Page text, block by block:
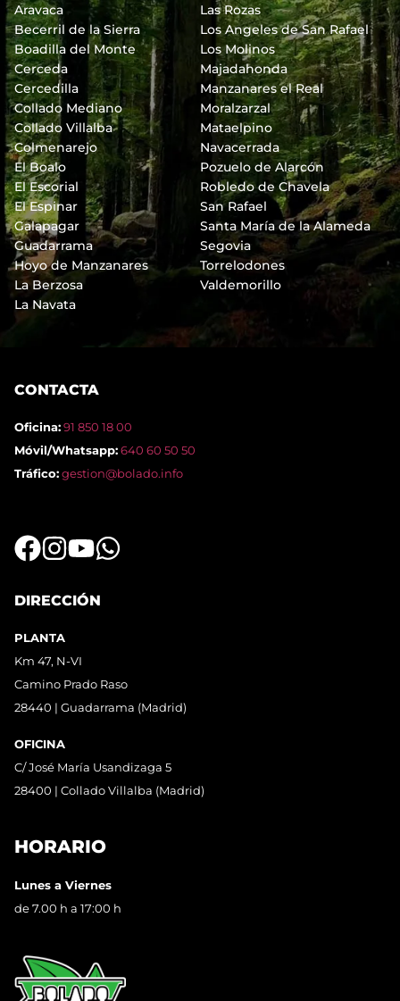
Aravaca
Becerril de la Sierra
Boadilla del Monte
Cerceda
Cercedilla
Collado Mediano
Collado Villalba
Colmenarejo
El Boalo
El Escorial
El Espinar
Galapagar
Guadarrama
Hoyo de Manzanares
La Berzosa
La Navata
Las Rozas
Los Angeles de San Rafael
Los Molinos
Majadahonda
Manzanares el Real
Moralzarzal
Mataelpino
Navacerrada
Pozuelo de Alarcón
Robledo de Chavela
San Rafael
Santa María de la Alameda
Segovia
Torrelodones
Valdemorillo
CONTACTA
Oficina:91 850 18 00
Móvil/Whatsapp:640 60 50 50
Tráfico:gestion@bolado.info
DIRECCIÓN
PLANTA
Km 47, N-VI
Camino Prado Raso
28440 | Guadarrama (Madrid)
OFICINA
C/ José María Usandizaga 5
28400 | Collado Villalba (Madrid)
HORARIO
Lunes a Viernes
de 7.00 h a 17:00 h